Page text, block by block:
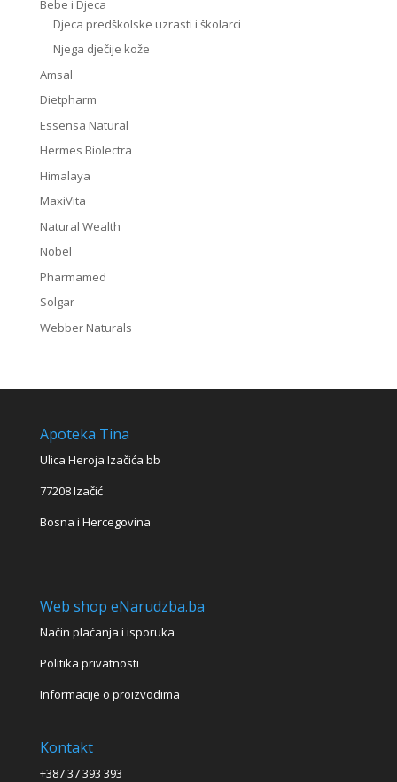
Bebe i Djeca
Djeca predškolske uzrasti i školarci
Njega dječije kože
Amsal
Dietpharm
Essensa Natural
Hermes Biolectra
Himalaya
MaxiVita
Natural Wealth
Nobel
Pharmamed
Solgar
Webber Naturals
Apoteka Tina
Ulica Heroja Izačića bb
77208 Izačić
Bosna i Hercegovina
Web shop eNarudzba.ba
Način plaćanja i isporuka
Politika privatnosti
Informacije o proizvodima
Kontakt
+387 37 393 393